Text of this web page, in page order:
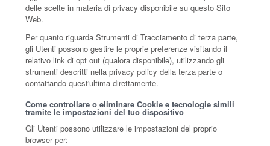
delle scelte in materia di privacy disponibile su questo Sito
Web.
Per quanto riguarda Strumenti di Tracciamento di terza parte,
gli Utenti possono gestire le proprie preferenze visitando il
relativo link di opt out (qualora disponibile), utilizzando gli
strumenti descritti nella privacy policy della terza parte o
contattando quest'ultima direttamente.
Come controllare o eliminare Cookie e tecnologie simili
tramite le impostazioni del tuo dispositivo
Gli Utenti possono utilizzare le impostazioni del proprio
browser per: